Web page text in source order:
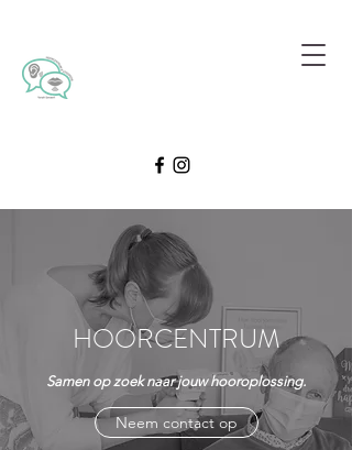
HOORCENTRUM
Samen op zoek naar jouw hooroplossing.
Neem contact op